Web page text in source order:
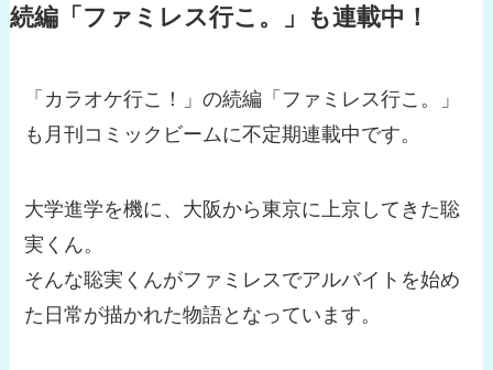
続編「ファミレス行こ。」も連載中！
「カラオケ行こ！」の続編「ファミレス行こ。」
も月刊コミックビームに不定期連載中です。
大学進学を機に、大阪から東京に上京してきた聡
実くん。
そんな聡実くんがファミレスでアルバイトを始め
た日常が描かれた物語となっています。